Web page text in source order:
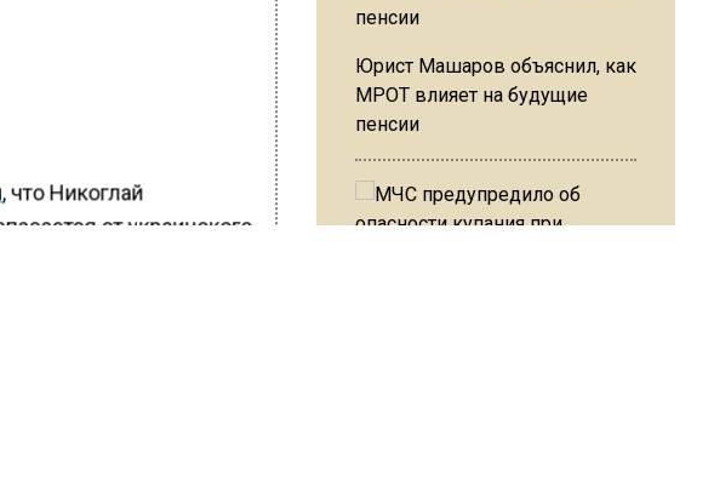
, что Никоглай
от украинского
Юрист Машаров объяснил, как
МРОТ влияет на будущие
пенсии